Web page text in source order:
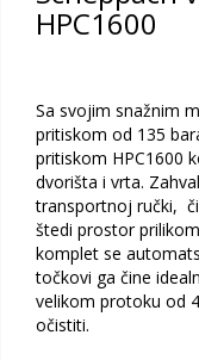
HPC1600
Sa svojim snažnim
pritiskom od 135
pritiskom HPC1600
dvorišta i vrta.
transportnoj ručki,
štedi prostor
komplet se
točkovi ga čine
velikom protoku od
očistiti.